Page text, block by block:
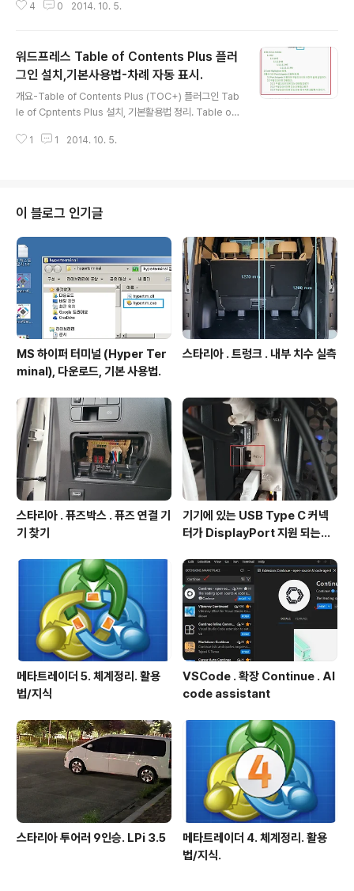
요성 웹사이트에 게시된 1페이지 문서의 길이가 길고, 헤딩
경우가 많으나(아래 그림), 사용자가 웹브라우저를 아래로
스크롤 하면 차례는 보이지 않게된다. 문서 내에서 다른 부
분으로 찾아가려면 다시 문서의 상단으로 와서 차례를 보
고 찾아가야 한다. 안 좋다. 위 문제를 해결하기 위하여 본
글에서는 차례를 사이드바의 위젯에 배치하고 스크롤을 따
라다니게 구현한다. 사용자가 스크롤 해도 차례는 계속 보
4 0 2014. 10. 5.
워드프레스 Table of Contents Plus 플러
그인 설치,기본사용법-차례 자동 표시.
개요-Table of Contents Plus (TOC+) 플러그인 Tab
le of Cpntents Plus 설치, 기본활용법 정리. Table of
의 헤딩(h1, h2, h3,...,h6) 을 자동 검출하여 차례를 만들
치-Table of Contents Plus (TOC+) 워드프레스 관리
사이트 좌측 메뉴 -> 플러그인 -> 플러그인 추가하기 ->
우화면 검색창에 Table of Contents Plus 로 검색된 결
과에서 아래 프러..
1 1 2014. 10. 5.
이 블로그 인기글
MS 하이퍼 터미널 (Hyper Ter
minal), 다운로드, 기본 사용법.
스타리아 . 트렁크 . 내부 치수 실측
스타리아 . 퓨즈박스 . 퓨즈 연결 기
기 찾기
기기에 있는 USB Type C 커넥
터가 DisplayPort 지원 되는지
메타트레이더 5. 체계정리. 활용
법/지식
VSCode . 확장 Continue . AI
code assistant
스타리아 투어러 9인승. LPi 3.5
메타트레이더 4. 체계정리. 활용
법/지식.